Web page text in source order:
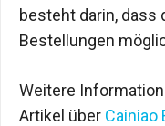
besteht darin, dass
Bestellungen
Weitere
Artikel über Cainiao